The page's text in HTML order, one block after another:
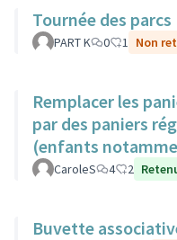
Tournée des parcs
PART K 0 1 Non
Remplacer les
par des paniers
(enfants
CaroleS 4 2
Buvette